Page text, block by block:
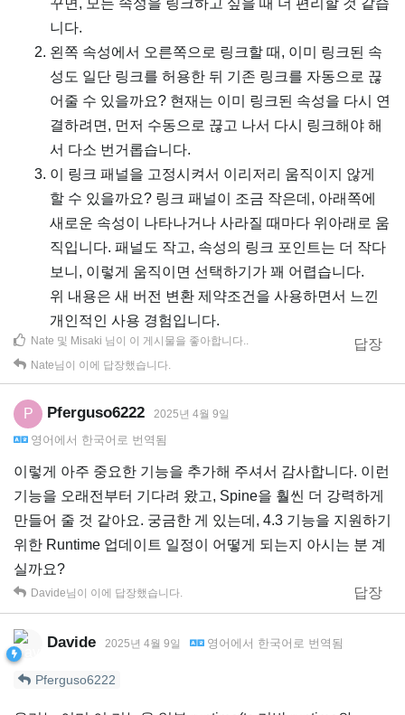
니다.
왼쪽 속성에서 오른쪽으로 링크할 때, 이미 링크된 속
성도 일단 링크를 허용한 뒤 기존 링크를 자동으로 끊
어줄 수 있을까요? 현재는 이미 링크된 속성을 다시 연
결하려면, 먼저 수동으로 끊고 나서 다시 링크해야 해
서 다소 번거롭습니다.
이 링크 패널을 고정시켜서 이리저리 움직이지 않게
할 수 있을까요? 링크 패널이 조금 작은데, 아래쪽에
새로운 속성이 나타나거나 사라질 때마다 위아래로 움
직입니다. 패널도 작고, 속성의 링크 포인트는 더 작다
보니, 이렇게 움직이면 선택하기가 꽤 어렵습니다.
위 내용은 새 버전 변환 제약조건을 사용하면서 느낀
개인적인 사용 경험입니다.
답장
Nate 및 Misaki 님이 이 게시물을 좋아합니다.
Nate님이 이에 답장했습니다.
P Pferguso6222 2025년 4월 9일
영어 에서 한국어 로 번역됨
이렇게 아주 중요한 기능을 추가해 주셔서 감사합니다. 이런
기능을 오래전부터 기다려 왔고, Spine을 훨씬 더 강력하게
만들어 줄 것 같아요. 궁금한 게 있는데, 4.3 기능을 지원하기
위한 Runtime 업데이트 일정이 어떻게 되는지 아시는 분 계
실까요?
답장
Davide님이 이에 답장했습니다.
Davide 2025년 4월 9일 영어 에서 한국어 로 번역됨
Pferguso6222